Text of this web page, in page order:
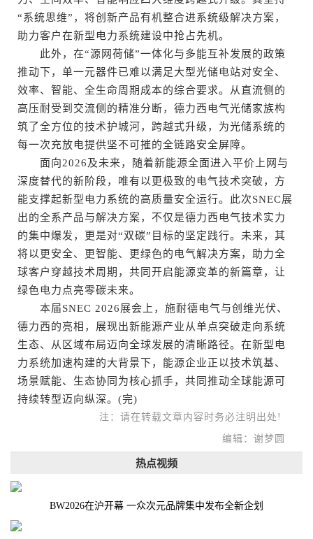
“系统思维”，将创新产品有机整合进系统级解决方案，
助力客户在新型电力系统建设中抢占先机。
此外，在“源网荷储”一体化与多能互补发展的政策
推动下，单一元器件已难以满足大型光储电站对安全、
效率、智能、全生命周期成本的综合要求。从直流侧的
高压耐受到交流侧的精准分断，德力西电气光储家族构
筑了全方位的技术护城河，跨越式升级，为光储系统的
每一次充放电提供坚不可摧的全链路安全屏障。
面向2026及未来，随着新能源全面进入平价上网与
深度替代的新阶段，唯有以更极致的电气技术突破，方
能支撑起新型电力系统的高质量安全运行。此次SNEC展
出的全系产品与解决方案，不仅是德力西电气技术实力
的集中爆发，更是对“双碳”目标的坚定践行。未来，其
将以更安全、更智能、更绿色的电气解决方案，助力全
球客户穿越技术周期，共同开启能源变革的新篇章，让
绿色电力点亮零碳未来。
本届SNEC 2026展会上，施耐德电气与创维光伏、
德力西的亮相，展现出新能源产业从单点突破走向系统
生态、从区域布局迈向全球发展的清晰路径。在新型电
力系统加速构建的大背景下，能源企业正以技术筑基、
场景赋能、生态协同为核心抓手，共同推动全球能源可
持续转型迈向纵深。(完)
注：请在转载文章内容时务必注明出处!
编辑：谢梦圆
热点视频
BW2026在沪开幕 一众次元品牌集中发布全新企划